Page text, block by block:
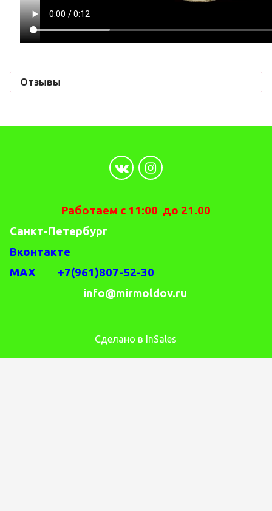
Отзывы
Работаем с 11:00 до 21.00
Санкт-Петербург
Вконтакте
MAX +7(961)807-52-30
info@mirmoldov.ru
Сделано в InSales